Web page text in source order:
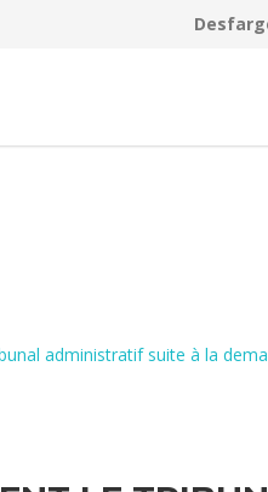
administratif suite à la